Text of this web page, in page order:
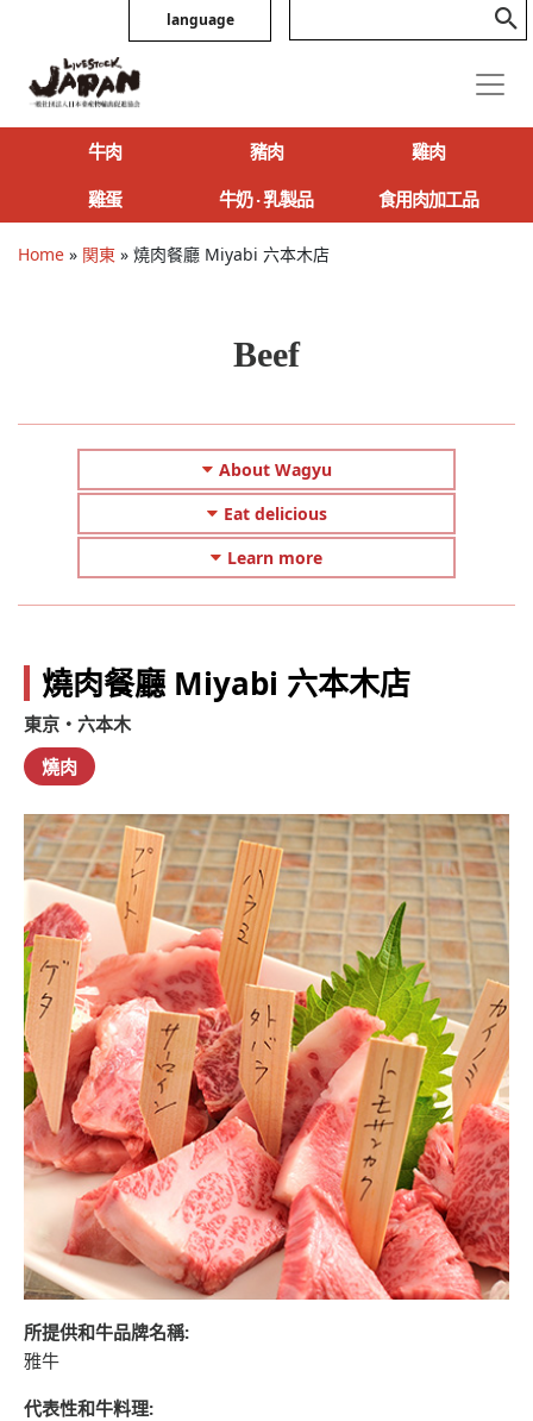
language
牛肉 豬肉
雞肉
雞蛋
牛奶 ‧ 乳製品 食用肉加工品
Home » 関東 » 燒肉餐廳 Miyabi 六本木店
Beef
About Wagyu
Eat delicious
Learn more
燒肉餐廳 Miyabi 六本木店
東京・六本木
燒肉
所提供和牛品牌名稱:
雅牛
代表性和牛料理: